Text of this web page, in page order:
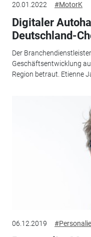
20.01.2022 #MotorK
Digitaler
Deutschland-
Der
Geschäftsentwicklung
Region betraut. Etienne
06.12.2019 #Personalie